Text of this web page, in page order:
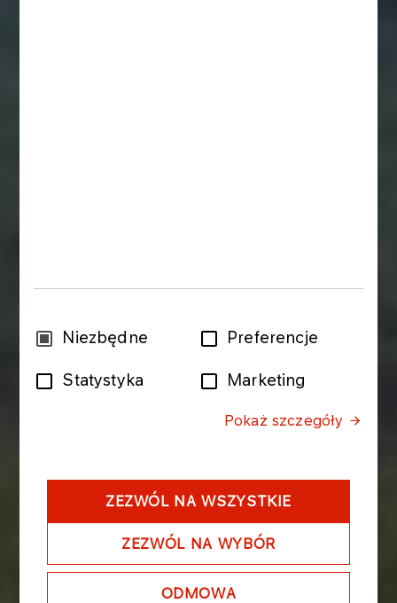
WybórNiezbędne Preferencje
Statystyka Marketing
Pokaż szczegóły
ZEZWÓL NA WSZYSTKIE
ZEZWÓL NA WYBÓR
ODMOWA